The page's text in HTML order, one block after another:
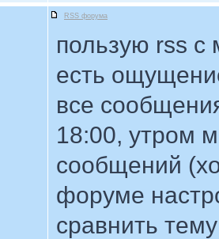
RSS форума
пользую rss с
есть
все
18:00, утром
сообщений
форуме
сравнить